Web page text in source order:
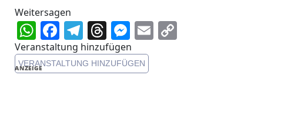
Weitersagen
WhatsApp
Facebook
Telegram
Threads
Messenger
Email
Veranstaltung hinzufügen
VERANSTALTUNG HINZUFÜGEN
ANZEIGE